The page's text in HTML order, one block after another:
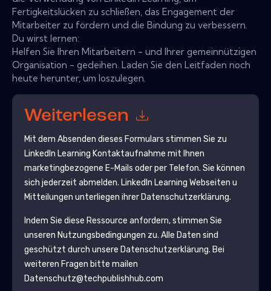
Fertigkeitslücken zu schließen, das Engagement der
Mitarbeiter zu fördern und die Bindung zu verbessern.
Du wirst lernen:
Helfen Sie Ihren Mitarbeitern - und Ihrer gemeinnützigen
Organisation - gedeihen. Laden Sie den Leitfaden noch
heute herunter, um loszulegen.
Weiterlesen
Mit dem Absenden dieses Formulars stimmen Sie zu
LinkedIn Learning Kontaktaufnahme mit Ihnen
marketingbezogene E-Mails oder per Telefon. Sie können
sich jederzeit abmelden. LinkedIn Learning Webseiten u
Mitteilungen unterliegen ihrer Datenschutzerklärung.
Indem Sie diese Ressource anfordern, stimmen Sie
unseren Nutzungsbedingungen zu. Alle Daten sind
geschützt durch unsere Datenschutzerklärung. Bei
weiteren Fragen bitte mailen
Datenschutz@techpublishhub.com